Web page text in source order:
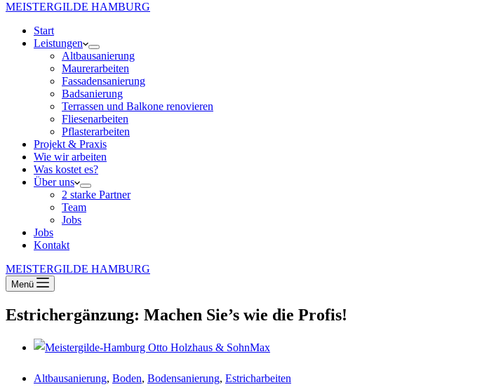
MEISTERGILDE HAMBURG
Start
Leistungen
Altbausanierung
Maurerarbeiten
Fassadensanierung
Badsanierung
Terrassen und Balkone renovieren
Fliesenarbeiten
Pflasterarbeiten
Projekt & Praxis
Wie wir arbeiten
Was kostet es?
Über uns
2 starke Partner
Team
Jobs
Jobs
Kontakt
MEISTERGILDE HAMBURG
Menü
Estrichergänzung: Machen Sie’s wie die Profis!
Max
Altbausanierung, Boden, Bodensanierung, Estricharbeiten